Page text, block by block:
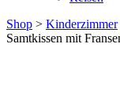
Shop > Kinderzimmer
Samtkissen mit